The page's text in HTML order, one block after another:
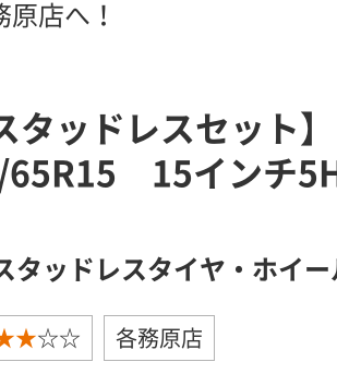
原店へ！
タッドレスセット
65R15 15インチ
タッドレスタイヤ・ホイ
☆☆ 各務原店